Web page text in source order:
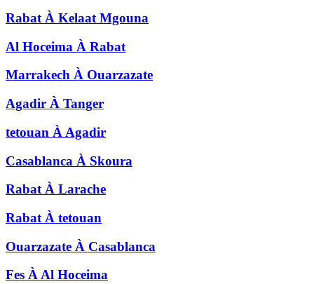
Rabat À Kelaat Mgouna
Al Hoceima À Rabat
Marrakech À Ouarzazate
Agadir À Tanger
tetouan À Agadir
Casablanca À Skoura
Rabat À Larache
Rabat À tetouan
Ouarzazate À Casablanca
Fes ÀAl Hoceima